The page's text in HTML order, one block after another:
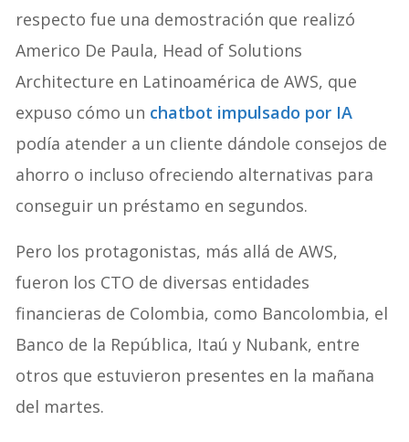
respecto fue una demostración que realizó
Americo De Paula, Head of Solutions
Architecture en Latinoamérica de AWS, que
expuso cómo un chatbot impulsado por IA
podía atender a un cliente dándole consejos de
ahorro o incluso ofreciendo alternativas para
conseguir un préstamo en segundos.
Pero los protagonistas, más allá de AWS,
fueron los CTO de diversas entidades
financieras de Colombia, como Bancolombia, el
Banco de la República, Itaú y Nubank, entre
otros que estuvieron presentes en la mañana
del martes.